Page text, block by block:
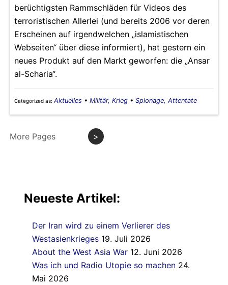
berüchtigsten Rammschläden für Videos des
terroristischen Allerlei (und bereits 2006 vor deren
Erscheinen auf irgendwelchen „islamistischen
Webseiten“ über diese informiert), hat gestern ein
neues Produkt auf den Markt geworfen: die „Ansar
al-Scharia“.
Categorized as: Aktuelles • Militär, Krieg • Spionage, Attentate
More Pages >
Neueste Artikel:
Der Iran wird zu einem Verlierer des
Westasienkrieges 19. Juli 2026
About the West Asia War 12. Juni 2026
Was ich und Radio Utopie so machen 24.
Mai 2026